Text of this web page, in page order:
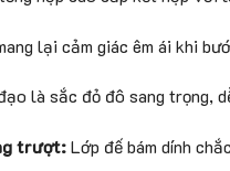
lại cảm giác êm ái khi
là sắc đỏ đô sang trọng,
trượt:Lớp đế bám dính